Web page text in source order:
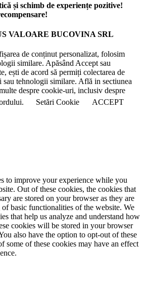
și schimb de experiențe pozitive!
VALOARE BUCOVINA SRL
de conținut personalizat, folosim
similare. Apăsând Accept sau
ești de acord să permiți colectarea de
tehnologii similare. Află in sectiunea
despre cookie-uri, inclusiv despre
Setări Cookie ACCEPT
to improve your experience while you
Out of these cookies, the cookies that
are stored on your browser as they are
basic functionalities of the website. We
that help us analyze and understand how
cookies will be stored in your browser
also have the option to opt-out of these
some of these cookies may have an effect